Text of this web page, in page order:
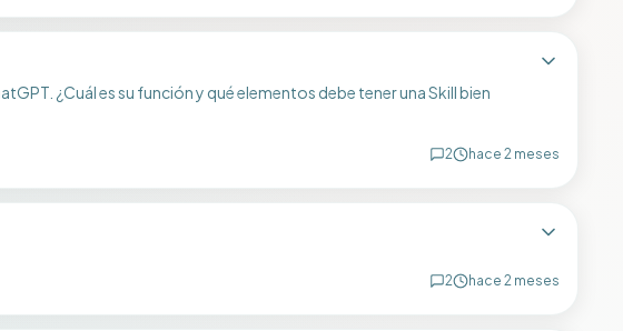
¿Cuál es su función y qué elementos debe tener una Skill bien
2 hace 2 meses
2 hace 2 meses